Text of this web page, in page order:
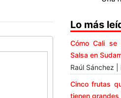
Lo más
Cómo Cali
Salsa en
Raúl Sánchez
Cinco frutas
tienen